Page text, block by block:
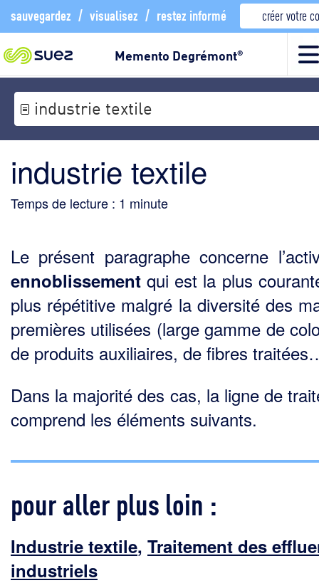
sauvegardez / visualisez / restez informé créer votre
Memento Degrémont®
industrie textile
industrie textile
Temps de lecture : 1 minute
Le présent paragraphe concerne
ennoblissement qui est la plus
plus répétitive malgré la diversité des
premières utilisées (large gamme de
de produits auxiliaires, de fibres
Dans la majorité des cas, la ligne de
comprend les éléments suivants.
pour aller plus loin :
Industrie textile, Traitement des
industriels